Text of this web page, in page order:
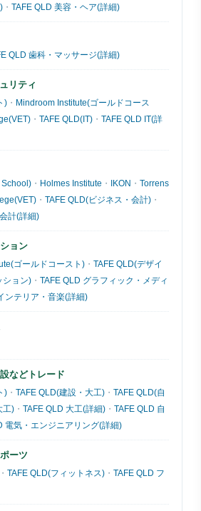
・ TAFE QLD 美容・ヘア(詳細)
QLD 歯科・マッサージ(詳細)
リティ
) ・ Mindroom Institute(ゴールドコース
・ TAFE QLD(IT) ・ TAFE QLD IT(詳
School) ・ Holmes Institute ・ IKON ・ Torrens
・ TAFE QLD(ビジネス・会計) ・
計(詳細)
ョン
ゴールドコースト) ・ TAFE QLD(デザイ
ション) ・ TAFE QLD グラフィック・メディ
ンテリア・音楽(詳細)
などトレード
) ・ TAFE QLD(建設・大工) ・ TAFE QLD(自
工) ・ TAFE QLD 大工(詳細) ・ TAFE QLD 自
電気・エンジニアリング(詳細)
ーツ
・ TAFE QLD(フィットネス) ・ TAFE QLD フ